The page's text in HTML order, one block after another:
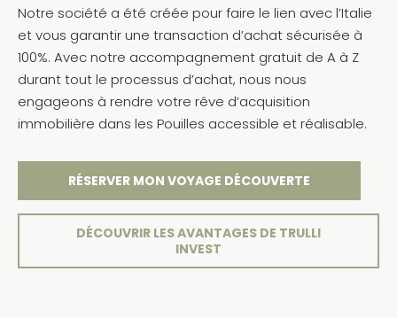
Notre société a été créée pour faire le lien avec l’Italie
et vous garantir une transaction d’achat sécurisée à
100%. Avec notre accompagnement gratuit de A à Z
durant tout le processus d’achat, nous nous
engageons à rendre votre rêve d’acquisition
immobilière dans les Pouilles accessible et réalisable.
RÉSERVER MON VOYAGE DÉCOUVERTE
DÉCOUVRIR LES AVANTAGES DE TRULLI
INVEST